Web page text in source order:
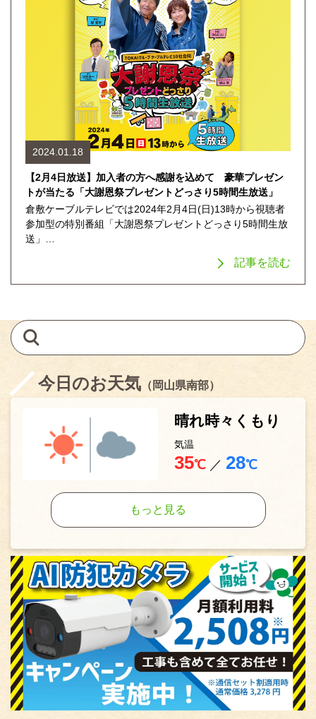
2024.01.18
【2月4日放送】加入者の方へ感謝を込めて 豪華プレゼン
トが当たる「大謝恩祭プレゼントどっさり5時間生放送」
倉敷ケーブルテレビでは2024年2月4日(日)13時から視聴者
参加型の特別番組「大謝恩祭プレゼントどっさり5時間生放
送」…
記事を読む
今日のお天気 （岡山県南部）
晴れ時々くもり
気温
35℃ ／ 28℃
もっと見る